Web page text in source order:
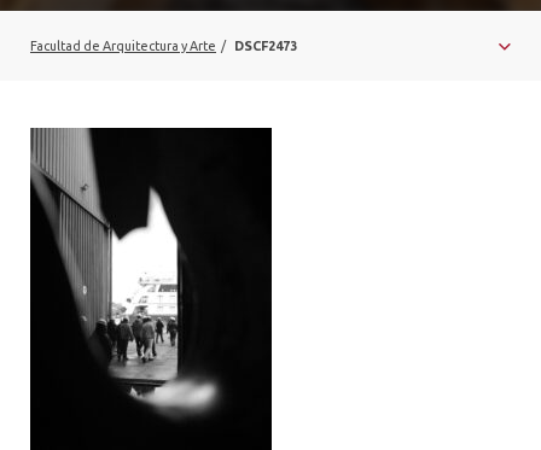
VINCULACIÓN CON EL MEDIO
ALUMNI
PLATAFORMA VUT
Facultad de Arquitectura y Arte / DSCF2473